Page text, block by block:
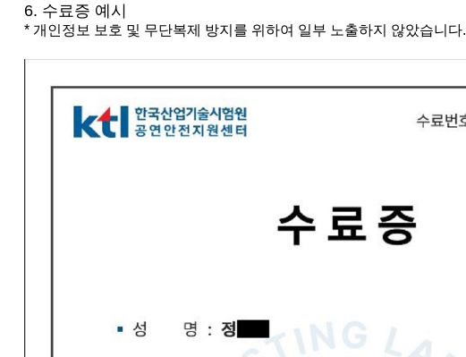
6. 수료증 예시
* 개인정보 보호 및 무단복제 방지를 위하여 일부 노출하지 않았습니다.